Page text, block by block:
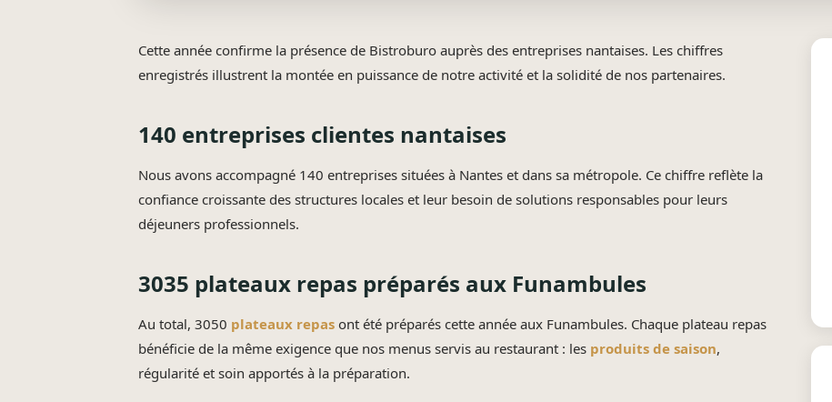
Cette année confirme la présence de Bistroburo auprès des entreprises nantaises. Les chiffres
enregistrés illustrent la montée en puissance de notre activité et la solidité de nos partenaires.
140 entreprises clientes nantaises
Nous avons accompagné 140 entreprises situées à Nantes et dans sa métropole. Ce chiffre reflète la
confiance croissante des structures locales et leur besoin de solutions responsables pour leurs
déjeuners professionnels.
3035 plateaux repas préparés aux Funambules
Au total, 3050 plateaux repas ont été préparés cette année aux Funambules. Chaque plateau repas
bénéficie de la même exigence que nos menus servis au restaurant : les produits de saison,
régularité et soin apportés à la préparation.